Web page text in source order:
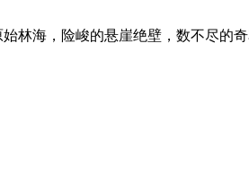
海，险峻的悬崖绝壁，数不尽的